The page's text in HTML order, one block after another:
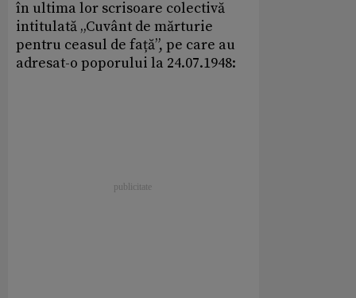
în ultima lor scrisoare colectivă
intitulată „Cuvânt de mărturie
pentru ceasul de față”, pe care au
adresat-o poporului la 24.07.1948: